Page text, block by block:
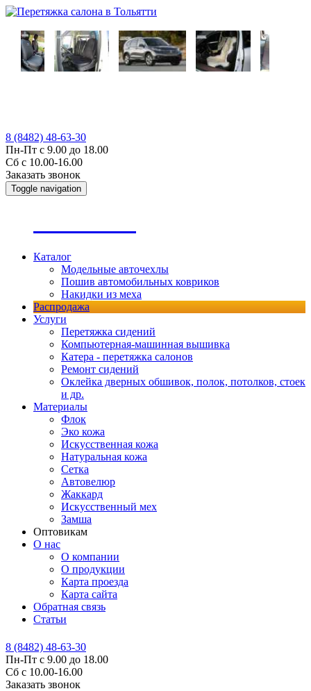
8 (8482) 48-63-30
Пн-Пт с 9.00 до 18.00
Сб с 10.00-16.00
Заказать звонок
Toggle navigation
Каталог
Модельные авточехлы
Пошив автомобильных ковриков
Накидки из меха
Распродажа
Услуги
Перетяжка сидений
Компьютерная-машинная вышивка
Катера - перетяжка салонов
Ремонт сидений
Оклейка дверных обшивок, полок, потолков, стоек
и др.
Материалы
Флок
Эко кожа
Искусственная кожа
Натуральная кожа
Сетка
Автовелюр
Жаккард
Искусственный мех
Замша
Оптовикам
О нас
О компании
О продукции
Карта проезда
Карта сайта
Обратная связь
Статьи
8 (8482) 48-63-30
Пн-Пт с 9.00 до 18.00
Сб с 10.00-16.00
Заказать звонок